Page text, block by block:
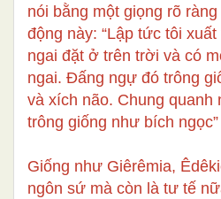
nói bằng một giọng rõ
động này: “Lập tức tôi
ngai đặt ở trên trời và có
ngai. Đấng ngự đó trông
và xích não. Chung quanh
trông giống như bích
Giống như Giêrêmia,
ngôn sứ mà còn là tư tế